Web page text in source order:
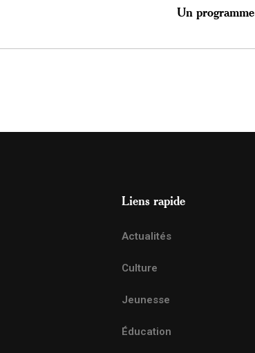
Un
Liens rapide
Actualités
Culture
Jeunesse
Éducation